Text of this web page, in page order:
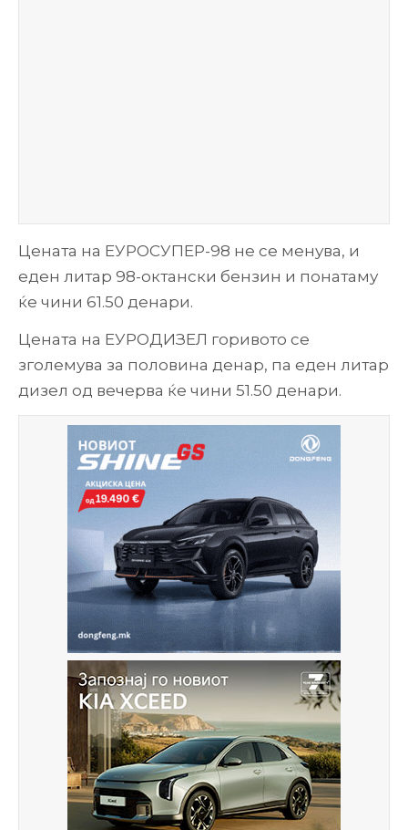
Цената на ЕУРОСУПЕР-98 не се менува, и
еден литар 98-октански бензин и понатаму
ќе чини 61.50 денари.
Цената на ЕУРОДИЗЕЛ горивото се
зголемува за половина денар, па еден литар
дизел од вечерва ќе чини 51.50 денари.